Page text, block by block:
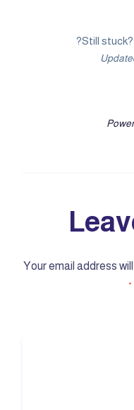
Still stuck?
Your email address
*